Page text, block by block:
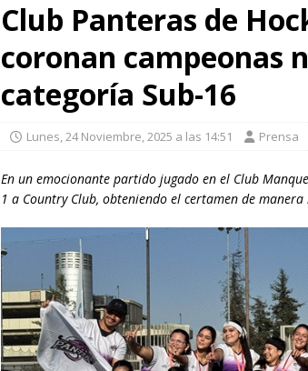
Club Panteras de
coronan campeonas
categoría Sub-16
Lunes, 24 Noviembre, 2025 a las 14:51 Prensa
En un emocionante partido jugado en el Club
1 a Country Club, obteniendo el certamen de manera